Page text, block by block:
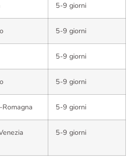
5-9 giorni
5-9 giorni
5-9 giorni
5-9 giorni
Romagna 5-9 giorni
5-9 giorni